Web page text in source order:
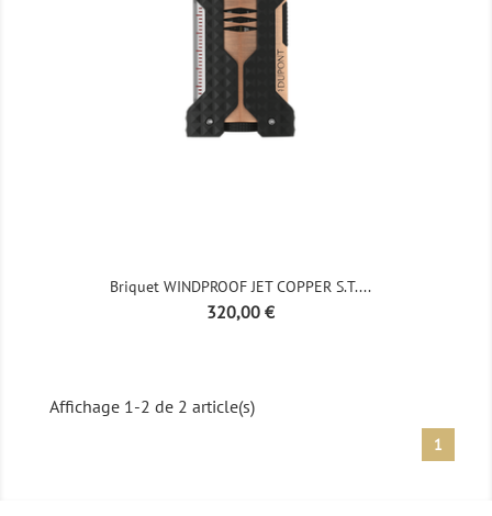
Briquet WINDPROOF JET COPPER S.T....
Prix
320,00 €
Affichage 1-2 de 2 article(s)
1